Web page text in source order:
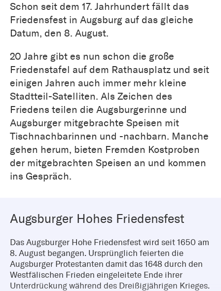
Schon seit dem 17. Jahrhundert fällt das
Friedensfest in Augsburg auf das gleiche
Datum, den 8. August.
20 Jahre gibt es nun schon die große
Friedenstafel auf dem Rathausplatz und seit
einigen Jahren auch immer mehr kleine
Stadtteil-Satelliten. Als Zeichen des
Friedens teilen die Augsburgerinne und
Augsburger mitgebrachte Speisen mit
Tischnachbarinnen und -nachbarn. Manche
gehen herum, bieten Fremden Kostproben
der mitgebrachten Speisen an und kommen
ins Gespräch.
Augsburger Hohes Friedensfest
Das Augsburger Hohe Friedensfest wird seit 1650 am
8. August begangen. Ursprünglich feierten die
Augsburger Protestanten damit das 1648 durch den
Westfälischen Frieden eingeleitete Ende ihrer
Unterdrückung während des Dreißigjährigen Krieges.